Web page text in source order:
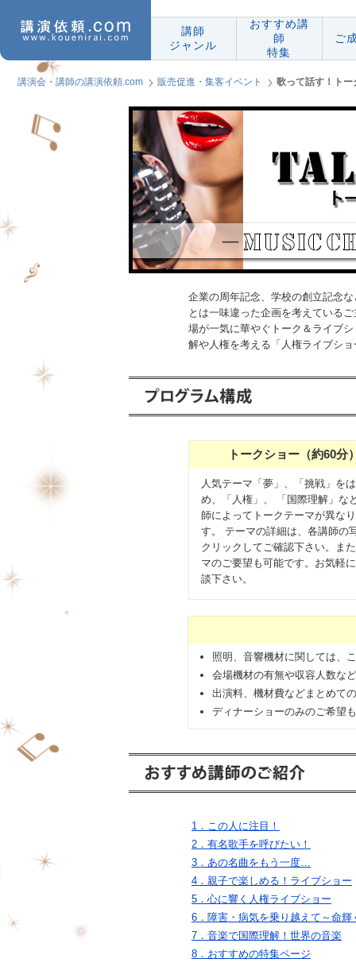
講師
ジャンル
おすすめ講
師
特集
ご
講演会・講師の講演依頼.com 販売促進・集客イベント 歌って話す！ト
企業の周年記念、学校の創立記念
とは一味違った企画を考えている
場が一気に華やぐトーク＆ライブ
解や人権を考える「人権ライブシ
トークショー（約60分
人気テーマ「夢」、「挑戦」を
め、「人権」、 「国際理解」な
師によってトークテーマが異な
す。 テーマの詳細は、各講師の
クリックしてご確認下さい。ま
マのご要望も可能です。お気軽
談下さい。
照明、音響機材に関しては、
会場機材の有無や収容人数な
出演料、機材費などまとめて
ディナーショーのみのご希望
1．この人に注目！
2．有名歌手を呼びたい！
3．あの名曲をもう一度…
4．親子で楽しめる！ライブショー
5．心に響く人権ライブショー
6．障害・病気を乗り越えて～命輝
7．音楽で国際理解！世界の音楽
8．おすすめの特集ページ